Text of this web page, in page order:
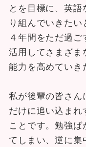
とを目標に、英
り組んでいきた
４年間をただ過
活用してさまざ
能力を高めていき
私が後輩の皆さ
だけに追い込まれ
ことです。勉強
てしまい、逆に集